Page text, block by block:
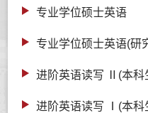
专业学位硕士英语
专业学位硕士英语(研
进阶英语读写 Ⅱ(本科
进阶英语读写 Ⅰ(本科